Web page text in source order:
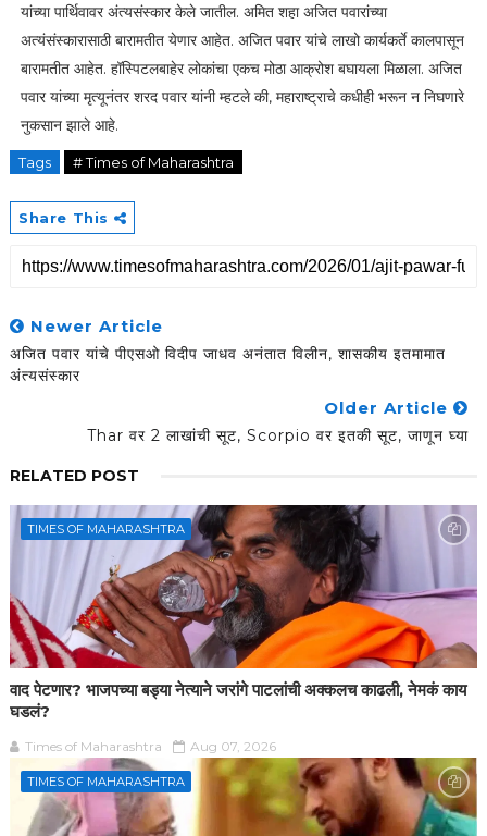
यांच्या पार्थिवावर अंत्यसंस्कार केले जातील. अमित शहा अजित पवारांच्या
अत्यंसंस्कारासाठी बारामतीत येणार आहेत. अजित पवार यांचे लाखो कार्यकर्ते कालपासून
बारामतीत आहेत. हॉस्पिटलबाहेर लोकांचा एकच मोठा आक्रोश बघायला मिळाला. अजित
पवार यांच्या मृत्यूनंतर शरद पवार यांनी म्हटले की, महाराष्ट्राचे कधीही भरून न निघणारे
नुकसान झाले आहे.
Tags # Times of Maharashtra
Share This
Newer Article
अजित पवार यांचे पीएसओ विदीप जाधव अनंतात विलीन, शासकीय इतमामात
अंत्यसंस्कार
Older Article
Thar वर 2 लाखांची सूट, Scorpio वर इतकी सूट, जाणून घ्या
RELATED POST
TIMES OF MAHARASHTRA
वाद पेटणार? भाजपच्या बड्या नेत्याने जरांगे पाटलांची अक्कलच काढली, नेमकं काय
घडलं?
Times of Maharashtra Aug 07, 2026
TIMES OF MAHARASHTRA